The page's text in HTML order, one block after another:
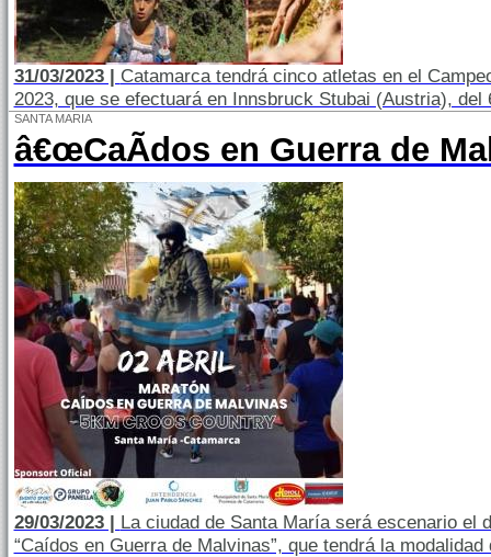
31/03/2023 | Catamarca tendrá cinco atletas en el
2023, que se efectuará en Innsbruck Stubai (Austria), del
SANTA MARIA
â€œCaÃ­dos en Guerra de
29/03/2023 | La ciudad de Santa María será escenario el
“Caídos en Guerra de Malvinas”, que tendrá la